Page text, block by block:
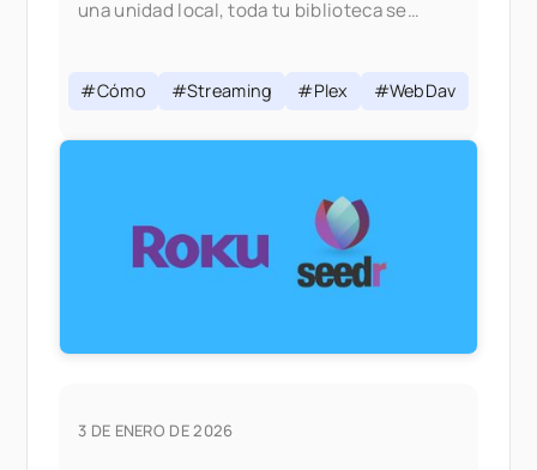
una unidad local, toda tu biblioteca se
en tu disco. Si eres
#Cómo #Streaming #Plex #WebDav
3 DE ENERO DE 2026